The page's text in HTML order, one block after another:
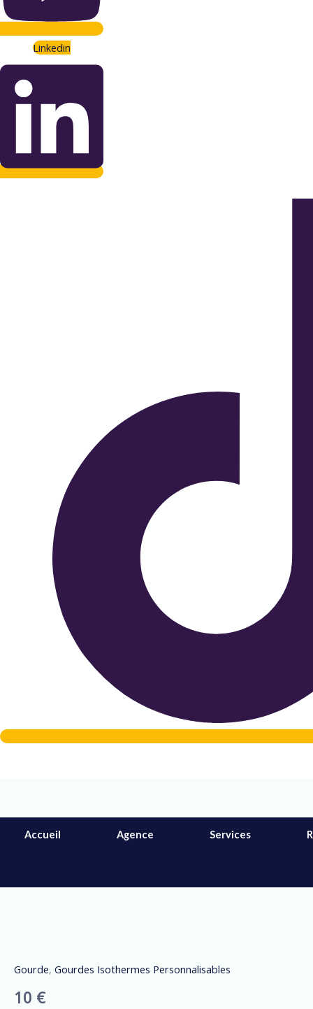
Linkedin
Accueil Agence Services
Gourde, Gourdes Isothermes Personnalisables
10 €
Gourde
5